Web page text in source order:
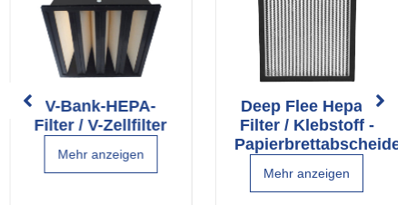
V-Bank-HEPA-
Filter / V-Zellfilter
Mehr anzeigen
Deep Flee Hepa -
Filter / Klebstoff -
Papierbrettabscheider
Mehr anzeigen